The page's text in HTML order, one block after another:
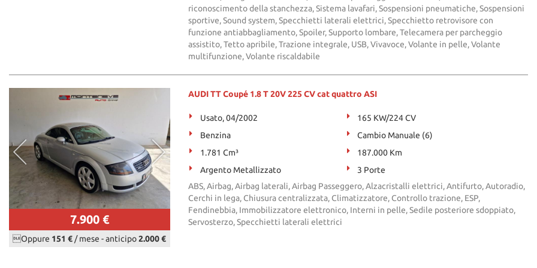
riconoscimento della stanchezza, Sistema lavafari, Sospensioni pneumatiche, Sospensioni
sportive, Sound system, Specchietti laterali elettrici, Specchietto retrovisore con
funzione antiabbagliamento, Spoiler, Supporto lombare, Telecamera per parcheggio
assistito, Tetto apribile, Trazione integrale, USB, Vivavoce, Volante in pelle, Volante
multifunzione, Volante riscaldabile
7.900 €
Oppure 151 € / mese -anticipo2.000 €
AUDI TT Coupé 1.8 T 20V 225 CV cat quattro ASI
Usato, 04/2002
165 KW/224 CV
Benzina
Cambio Manuale (6)
1.781 Cm³
187.000 Km
Argento Metallizzato
3 Porte
ABS, Airbag, Airbag laterali, Airbag Passeggero, Alzacristalli elettrici, Antifurto, Autoradio,
Cerchi in lega, Chiusura centralizzata, Climatizzatore, Controllo trazione, ESP,
Fendinebbia, Immobilizzatore elettronico, Interni in pelle, Sedile posteriore sdoppiato,
Servosterzo, Specchietti laterali elettrici